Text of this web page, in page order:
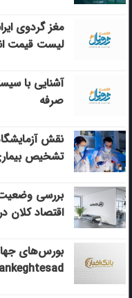
مغز گردوی
لیست قیمت
آشنایی با
صرفه
نقش
تشخیص
بررسی
اقتصاد کلان در
بورس‌های